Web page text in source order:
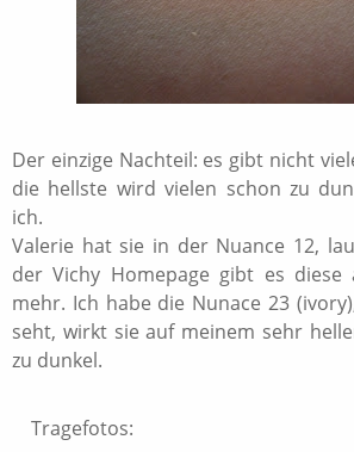
Der einzige Nachteil: es gibt nicht
die hellste wird vielen schon zu
ich.
Valerie hat sie in der Nuance 12,
der Vichy Homepage gibt es
mehr. Ich habe die Nunace 23
seht, wirkt sie auf meinem sehr
zu dunkel.
Tragefotos: